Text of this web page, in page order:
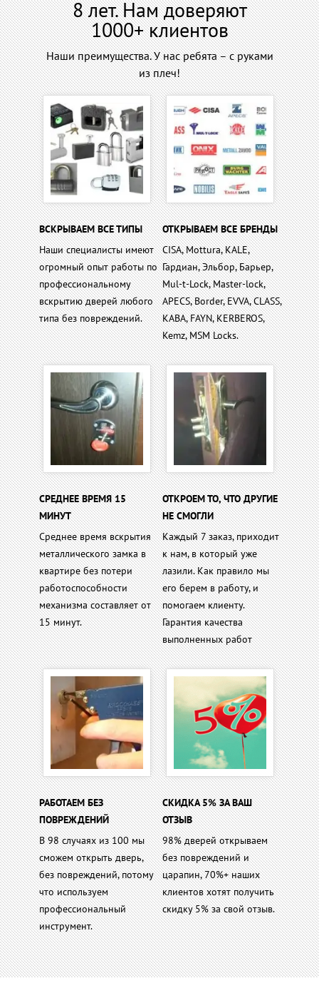
8 лет. Нам доверяют
1000+ клиентов
Наши преимущества. У нас ребята – с руками
из плеч!
ВСКРЫВАЕМ ВСЕ ТИПЫ
Наши специалисты имеют
огромный опыт работы по
профессиональному
вскрытию дверей любого
типа без повреждений.
ОТКРЫВАЕМ ВСЕ БРЕНДЫ
CISA, Mottura, KALE,
Гардиан, Эльбор, Барьер,
Mul-t-Lock, Master-lock,
APECS, Border, EVVA, CLASS,
KABA, FAYN, KERBEROS,
Kemz, MSM Locks.
СРЕДНЕЕ ВРЕМЯ 15
МИНУТ
Среднее время вскрытия
металлического замка в
квартире без потери
работоспособности
механизма составляет от
15 минут.
ОТКРОЕМ ТО, ЧТО ДРУГИЕ
НЕ СМОГЛИ
Каждый 7 заказ, приходит
к нам, в который уже
лазили. Как правило мы
его берем в работу, и
помогаем клиенту.
Гарантия качества
выполненных работ
РАБОТАЕМ БЕЗ
ПОВРЕЖДЕНИЙ
В 98 случаях из 100 мы
сможем открыть дверь,
без повреждений, потому
что используем
профессиональный
инструмент.
СКИДКА 5% ЗА ВАШ
ОТЗЫВ
98% дверей открываем
без повреждений и
царапин, 70%+ наших
клиентов хотят получить
скидку 5% за свой отзыв.